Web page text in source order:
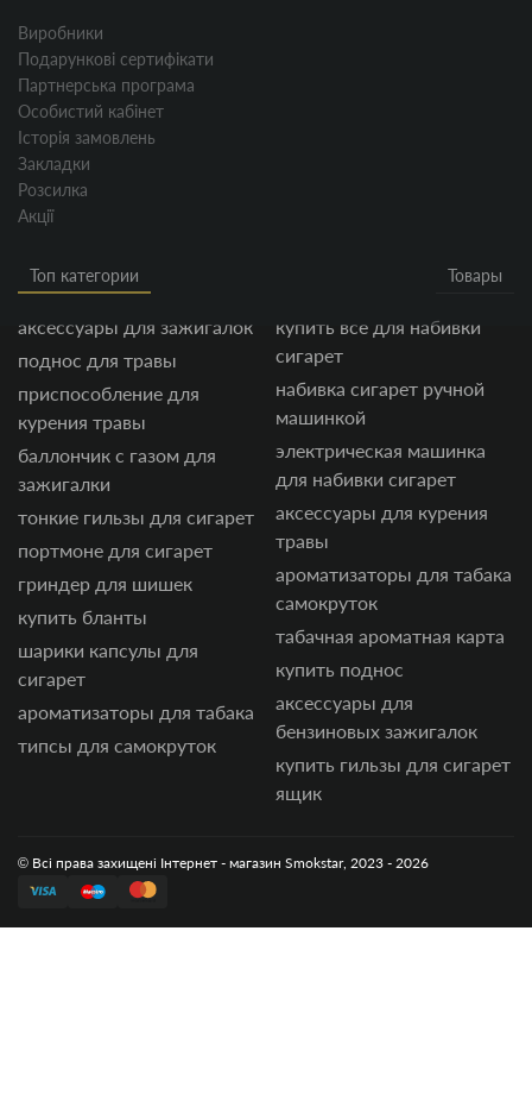
Виробники
Подарункові сертифікати
Партнерська програма
Особистий кабінет
Історія замовлень
Закладки
Розсилка
Акції
Топ категории Товары
аксессуары для зажигалок
поднос для травы
приспособление для
курения травы
баллончик с газом для
зажигалки
тонкие гильзы для сигарет
портмоне для сигарет
гриндер для шишек
купить бланты
шарики капсулы для
сигарет
ароматизаторы для табака
типсы для самокруток
купить все для набивки
сигарет
набивка сигарет ручной
машинкой
электрическая машинка
для набивки сигарет
аксессуары для курения
травы
ароматизаторы для табака
самокруток
табачная ароматная карта
купить поднос
аксессуары для
бензиновых зажигалок
купить гильзы для сигарет
ящик
© Всі права захищені Інтернет - магазин Smokstar, 2023 - 2026